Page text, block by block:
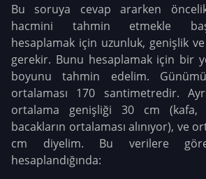
Bu soruya cevap ararken
hacmini tahmin etmekle
hesaplamak için uzunluk, genişlik
gerekir. Bunu hesaplamak için bir
boyunu tahmin edelim.
ortalaması 170 santimetredir.
ortalama genişliği 30 cm (kafa,
bacakların ortalaması alınıyor), ve
cm diyelim. Bu verilere
hesaplandığında: